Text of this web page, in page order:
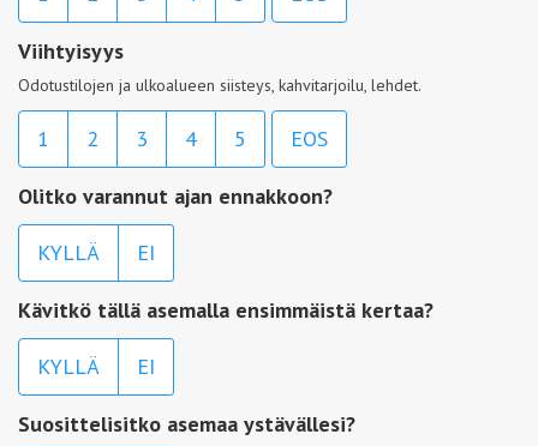
Viihtyisyys
Odotustilojen ja ulkoalueen siisteys, kahvitarjoilu, lehdet.
1 2 3 4 5 EOS
Olitko varannut ajan ennakkoon?
KYLLÄ EI
Kävitkö tällä asemalla ensimmäistä kertaa?
KYLLÄ EI
Suosittelisitko asemaa ystävällesi?